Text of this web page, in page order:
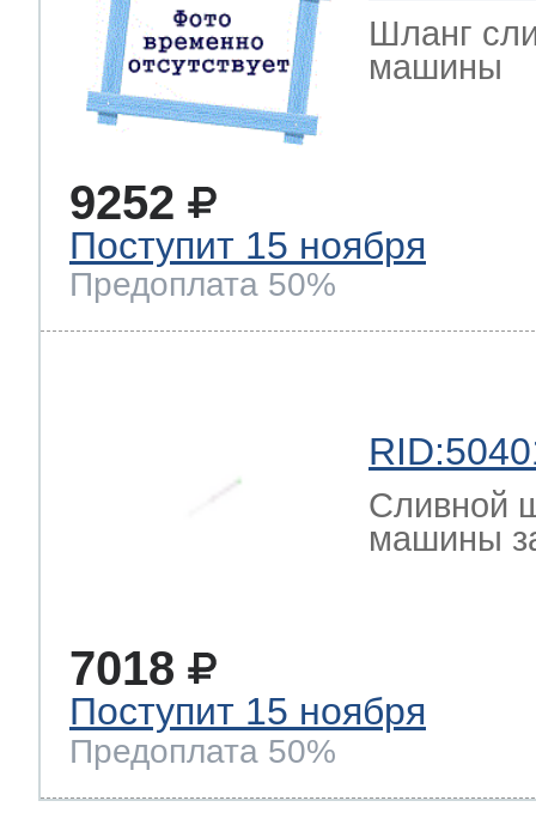
Шланг
машины
9252
Поступит 15 ноября
Предоплата 50%
Сливной
машины
7018
Поступит 15 ноября
Предоплата 50%